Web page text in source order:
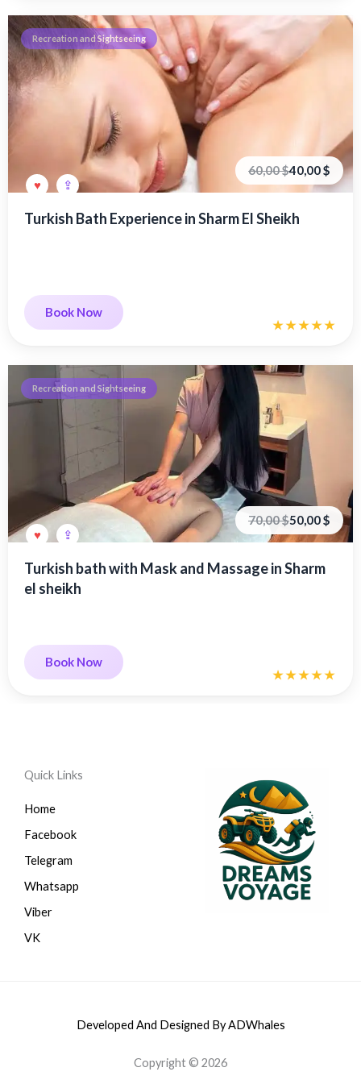
Turkish Bath Experience in Sharm El Sheikh
Recreation and Sightseeing
60,00$
Первоначальная
цена
составляла
40,00$
Текущая
цена:
40,00 €.
Book Now
Turkish bath with Mask and Massage in Sharm
el sheikh
Recreation and Sightseeing
70,00$
Первоначальная
цена
составляла
50,00$
Текущая
цена:
50,00 €.
Book Now
Quick Links
Home
Facebook
Telegram
Whatsapp
Viber
VK
Developed And Designed By ADWhales
Copyright © 2026